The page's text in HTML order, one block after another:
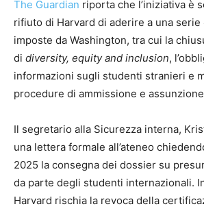
The Guardian riporta che l’iniziativa è
rifiuto di Harvard di aderire a una
imposte da Washington, tra cui la
di diversity, equity and inclusion,
informazioni sugli studenti stranieri e
procedure di ammissione e
Il segretario alla Sicurezza interna,
una lettera formale all’ateneo
2025 la consegna dei dossier su
da parte degli studenti internazionali.
Harvard rischia la revoca della